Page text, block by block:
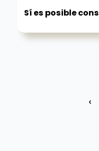
Sí es posible
‹